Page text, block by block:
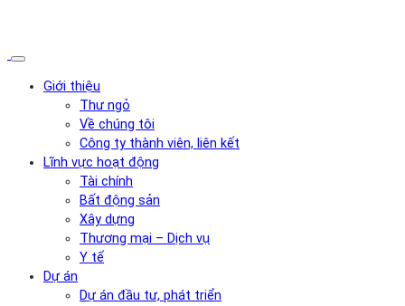
Giới thiệu
Thư ngỏ
Về chúng tôi
Công ty thành viên, liên kết
Lĩnh vực hoạt động
Tài chính
Bất động sản
Xây dựng
Thương mại – Dịch vụ
Y tế
Dự án
Dự án đầu tư, phát triển